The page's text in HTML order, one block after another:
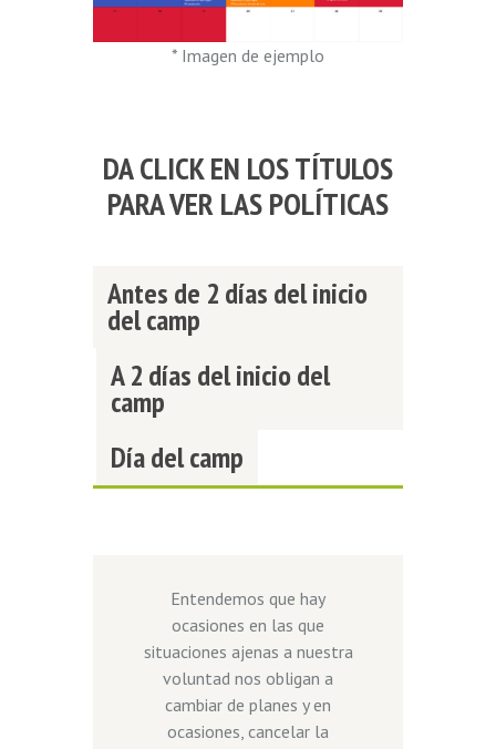
* Imagen de ejemplo
DA CLICK EN LOS TÍTULOS
PARA VER LAS POLÍTICAS
Antes de 2 días del inicio
del camp
A 2 días del inicio del
camp
Día del camp
Entendemos que hay
ocasiones en las que
situaciones ajenas a nuestra
voluntad nos obligan a
cambiar de planes y en
ocasiones, cancelar la